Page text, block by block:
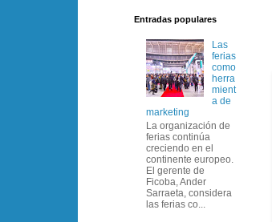
Entradas populares
Las
ferias
como
herra
mient
a de
marketing
La organización de
ferias continúa
creciendo en el
continente europeo.
El gerente de
Ficoba, Ander
Sarraeta, considera
las ferias co...